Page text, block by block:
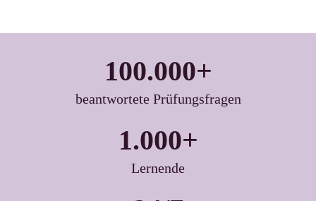
100.000+
beantwortete Prüfungsfragen
1.000+
Lernende